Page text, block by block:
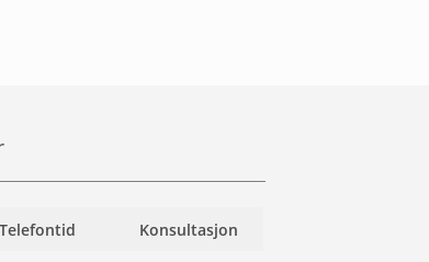
Telefontid Konsultasjon